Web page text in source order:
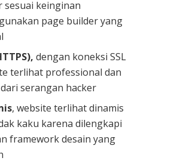
sesuai keinginan
page builder yang
dengan koneksi SSL
terlihat professional dan
serangan hacker
, website terlihat dinamis
kaku karena dilengkapi
framework desain yang